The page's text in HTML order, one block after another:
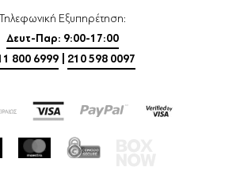
Τηλεφωνική Εξυπηρέτηση:
Δευτ-Παρ: 9:00-17:00
800 6999
210 598 0097